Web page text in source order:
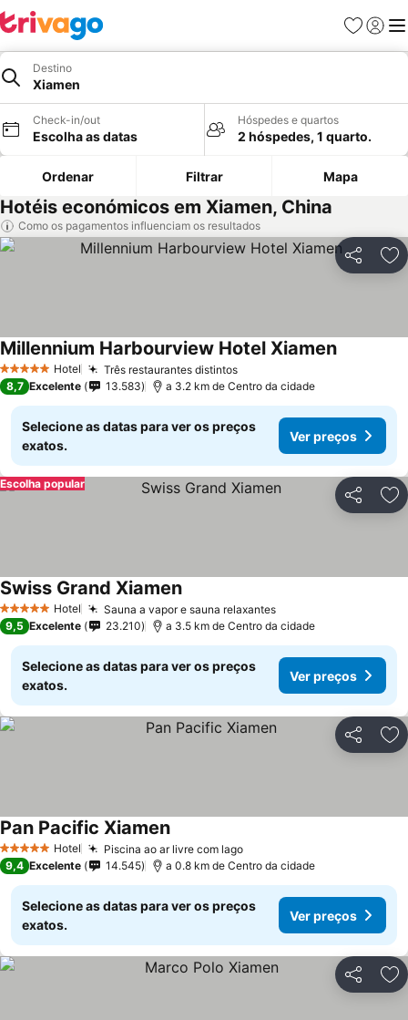
Favoritos
Iniciar
Destino
Xiamen
Check-in/out
Escolha as datas
Hóspedes e quartos
2 hóspedes, 1 quarto.
Ordenar Filtrar Mapa
Hotéis económicos em Xiamen, China
Como os pagamentos influenciam os resultados
Partilhar
5 Estrelas Hotel Três restaurantes distintos
Millennium Harbourview Hotel Xiamen
8,7 Excelente 13.583 a 3.2 km de Centro da cidade
Selecione as datas para ver os preços
exatos.
Ver preços
Partilhar
Escolha popular
5 Estrelas Hotel Sauna a vapor e sauna relaxantes
Swiss Grand Xiamen
9,5 Excelente 23.210 a 3.5 km de Centro da cidade
Selecione as datas para ver os preços
exatos.
Ver preços
Partilhar
5 Estrelas Hotel Piscina ao ar livre com lago
Pan Pacific Xiamen
9,4 Excelente 14.545 a 0.8 km de Centro da cidade
Selecione as datas para ver os preços
exatos.
Ver preços
Partilhar